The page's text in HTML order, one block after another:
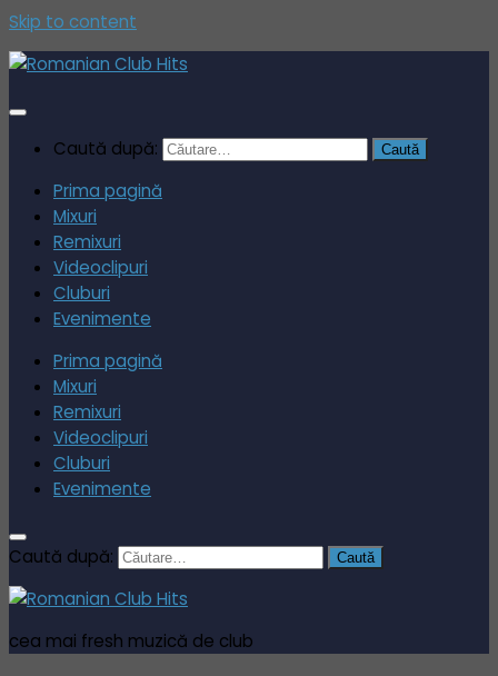
Skip to content
Caută după:
Prima pagină
Mixuri
Remixuri
Videoclipuri
Cluburi
Evenimente
Prima pagină
Mixuri
Remixuri
Videoclipuri
Cluburi
Evenimente
Caută după:
cea mai fresh muzică de club